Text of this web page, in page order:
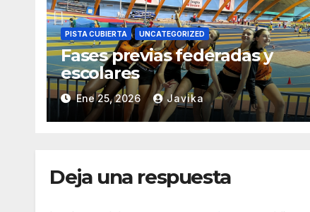
PISTA CUBIERTA UNCATEGORIZED
Fases previas federadas y
escolares
Ene 25, 2026 Javika
Deja una respuesta